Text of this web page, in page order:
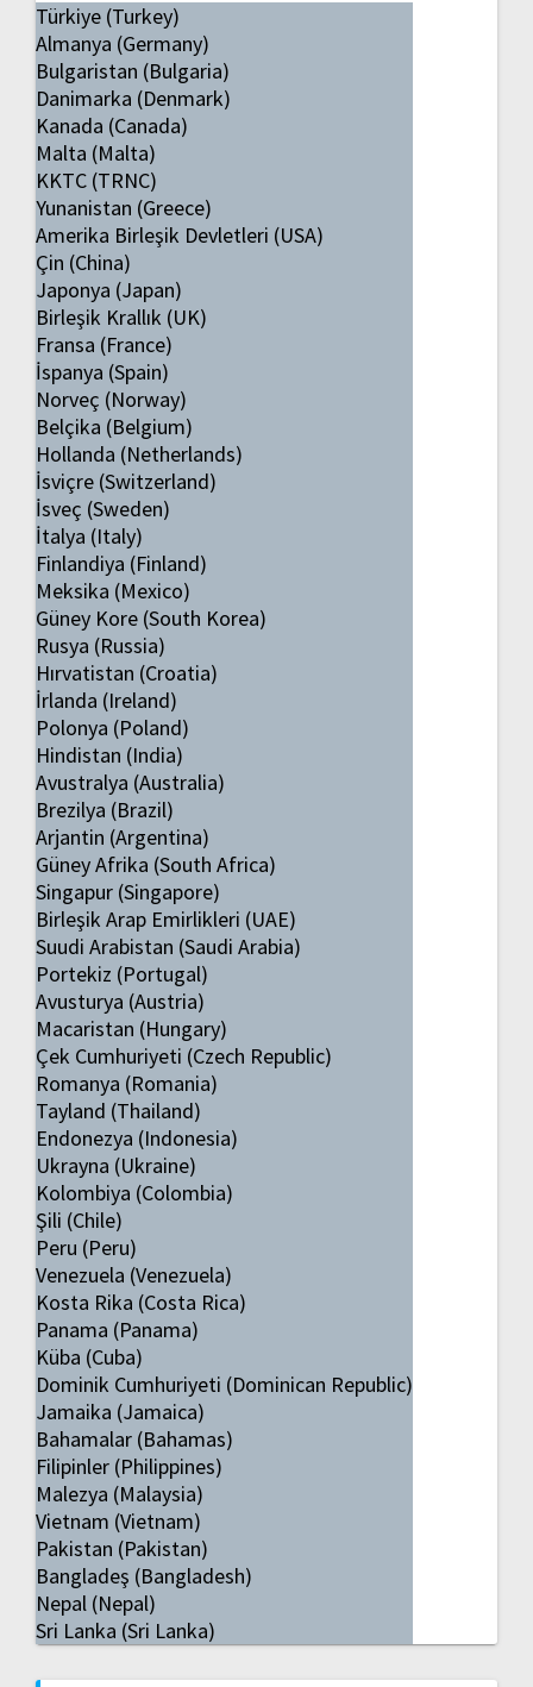
Türkiye (Turkey)
Almanya (Germany)
Bulgaristan (Bulgaria)
Danimarka (Denmark)
Kanada (Canada)
Malta (Malta)
KKTC (TRNC)
Yunanistan (Greece)
Amerika Birleşik Devletleri (USA)
Çin (China)
Japonya (Japan)
Birleşik Krallık (UK)
Fransa (France)
İspanya (Spain)
Norveç (Norway)
Belçika (Belgium)
Hollanda (Netherlands)
İsviçre (Switzerland)
İsveç (Sweden)
İtalya (Italy)
Finlandiya (Finland)
Meksika (Mexico)
Güney Kore (South Korea)
Rusya (Russia)
Hırvatistan (Croatia)
İrlanda (Ireland)
Polonya (Poland)
Hindistan (India)
Avustralya (Australia)
Brezilya (Brazil)
Arjantin (Argentina)
Güney Afrika (South Africa)
Singapur (Singapore)
Birleşik Arap Emirlikleri (UAE)
Suudi Arabistan (Saudi Arabia)
Portekiz (Portugal)
Avusturya (Austria)
Macaristan (Hungary)
Çek Cumhuriyeti (Czech Republic)
Romanya (Romania)
Tayland (Thailand)
Endonezya (Indonesia)
Ukrayna (Ukraine)
Kolombiya (Colombia)
Şili (Chile)
Peru (Peru)
Venezuela (Venezuela)
Kosta Rika (Costa Rica)
Panama (Panama)
Küba (Cuba)
Dominik Cumhuriyeti (Dominican Republic)
Jamaika (Jamaica)
Bahamalar (Bahamas)
Filipinler (Philippines)
Malezya (Malaysia)
Vietnam (Vietnam)
Pakistan (Pakistan)
Bangladeş (Bangladesh)
Nepal (Nepal)
Sri Lanka (Sri Lanka)